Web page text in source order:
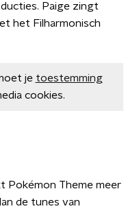
Paige zingt
het Filharmonisch
je toestemming
cookies.
Pokémon Theme meer
de tunes van